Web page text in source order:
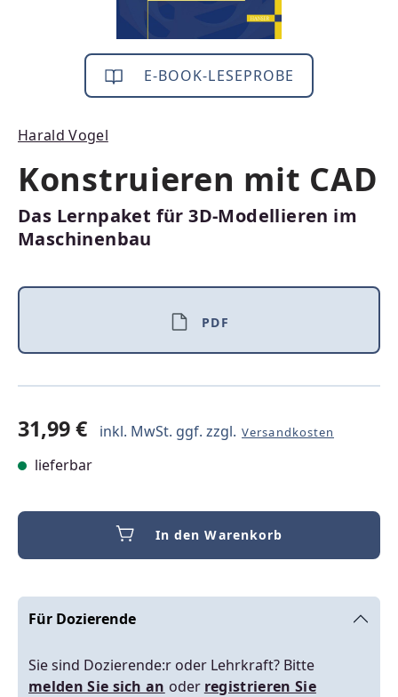
E-BOOK-LESEPROBE
Harald Vogel
Konstruieren mit CAD
Das Lernpaket für 3D-Modellieren im
Maschinenbau
PDF
31,99 € inkl. MwSt. ggf. zzgl. Versandkosten
lieferbar
In den Warenkorb
Für Dozierende
Sie sind Dozierende:r oder Lehrkraft? Bitte
melden Sie sich an oder registrieren Sie